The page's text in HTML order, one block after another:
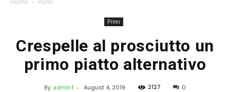
Home Primi
Primi
Crespelle al prosciutto un
primo piatto alternativo
By admin1 - August 4, 2019 2127 0